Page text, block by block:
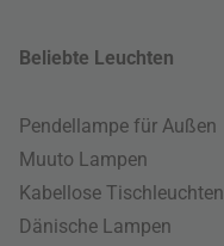
Beliebte Leuchten
Pendellampe für Außen
Muuto Lampen
Kabellose Tischleuchten
Dänische Lampen